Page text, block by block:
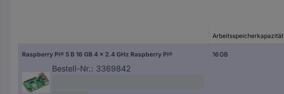
Arbeitsspeicherkapazität
Raspberry Pi® 5 B 16 GB 4 x 2.4 GHz Raspberry Pi®
Bestell-Nr.: 3369842
16 GB